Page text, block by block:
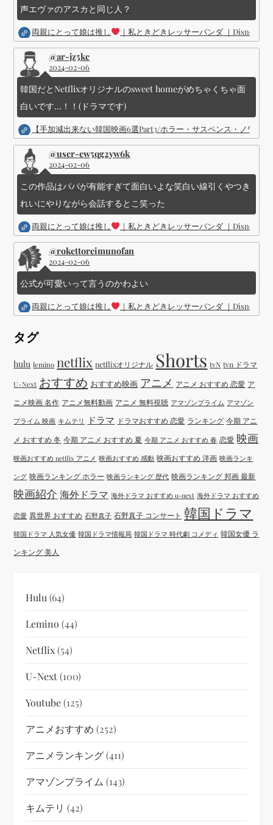
声エヴァのアスカと同じ人？
両親にとって娘は推し ｜私ときどきレッサーパンダ ｜Disney (
@ar-jz5kc
2024-02-06
韓国だとNetflixオリジナルのsweet homeがめちゃくちゃ面
白いです...！！(ドラマです)
【手加減出来ない韓国映画6選Part3/ホラー・サスペンス・ノワー
@user-ew5qg2yw6k
2024-02-06
この作品はパパが有能すぎて面白いよな笑白い線引くやつき
れいにやりながら会話するとこ笑った
両親にとって娘は推し ｜私ときどきレッサーパンダ ｜Disney (
@rokettoreimunofan
2024-02-06
公式が可愛いって言うのかわよい
両親にとって娘は推し ｜私ときどきレッサーパンダ ｜Disney (
タグ
hulu lemino netflix netflixオリジナル Shorts tvN tvn ドラマ
U-Next おすすめ おすすめ映画 アニメ アニメ おすすめ 恋愛 ア
ニメ映画 名作 アニメ無料動画 アニメ 無料視聴 アマゾンプライム アマゾン
プライム 映画 キムテリ ドラマ ドラマおすすめ 恋愛 ランキング 今期 アニ
メ おすすめ 冬 今期 アニメ おすすめ 夏 今期 アニメ おすすめ 春 恋愛 映画
映画おすすめ netflix アニメ 映画おすすめ 感動 映画おすすめ 洋画 映画ランキ
ング 映画ランキング ホラー 映画ランキング 歴代 映画ランキング 邦画 最新
映画紹介 海外ドラマ 海外ドラマ おすすめ u-next 海外ドラマ おすすめ
恋愛 異世界 おすすめ 石野真子 石野真子 コンサート 韓国ドラマ
韓国ドラマ 人気女優 韓国ドラマ情報局 韓国ドラマ 時代劇 コメディ 韓国女優 ラ
ンキング 美人
Hulu (64)
Lemino (44)
Netflix(54)
U-Next(100)
Youtube(125)
アニメおすすめ (252)
アニメランキング(411)
アマゾンプライム (143)
キムテリ (42)